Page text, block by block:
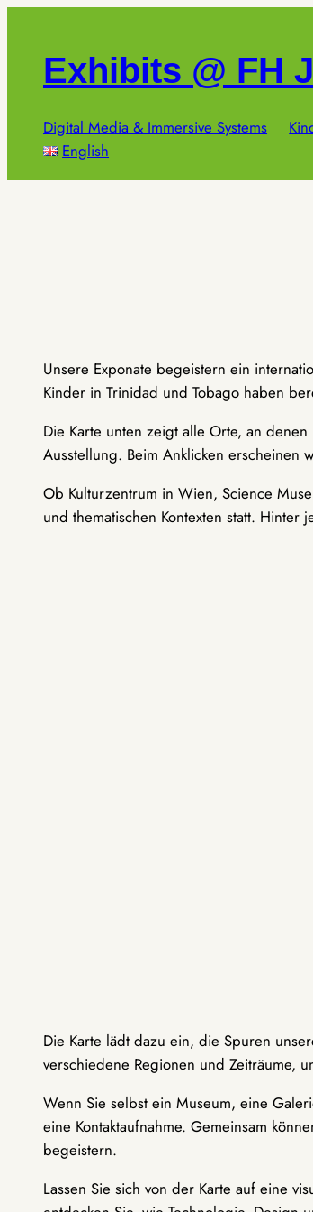
springenExhibits @ FH
Digital Media & Immersive Systems
English
Unsere Exponate begeistern ein
Kinder in Trinidad und Tobago haben
Die Karte unten zeigt alle Orte, an
Ausstellung. Beim Anklicken erscheinen
Ob Kulturzentrum in Wien, Science
und thematischen Kontexten statt. Hinter
Die Karte lädt dazu ein, die Spuren
verschiedene Regionen und Zeiträume,
Wenn Sie selbst ein Museum, eine
eine Kontaktaufnahme. Gemeinsam
begeistern.
Lassen Sie sich von der Karte auf eine